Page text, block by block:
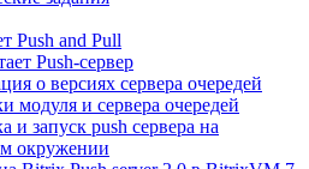
Push and Pull
Push-сервер
о версиях сервера очередей
модуля и сервера очередей
и запуск push сервера на
окружении